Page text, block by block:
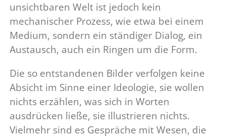
unsichtbaren Welt ist jedoch kein
mechanischer Prozess, wie etwa bei einem
Medium, sondern ein ständiger Dialog, ein
Austausch, auch ein Ringen um die Form.
Die so entstandenen Bilder verfolgen keine
Absicht im Sinne einer Ideologie, sie wollen
nichts erzählen, was sich in Worten
ausdrücken ließe, sie illustrieren nichts.
Vielmehr sind es Gespräche mit Wesen, die